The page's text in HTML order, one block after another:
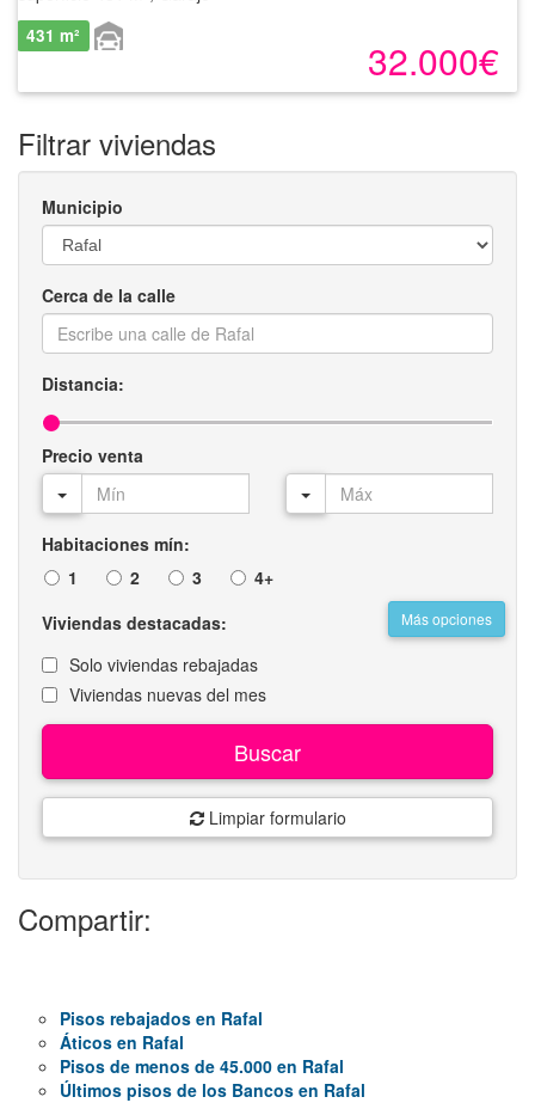
32.000€
431 m²
Filtrar viviendas
Municipio
Cerca de la calle
Distancia:
Precio venta
Habitaciones mín:
1
2 3 4+
Más opciones
Viviendas destacadas:
Solo viviendas rebajadas
Viviendas nuevas del mes
Buscar
Limpiar formulario
Compartir:
Pisos rebajados en Rafal
Áticos en Rafal
Pisos de menos de 45.000 en Rafal
Últimos pisos de los Bancos en Rafal